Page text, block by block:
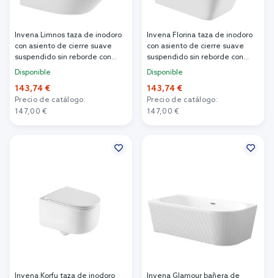
Invena Limnos taza de inodoro
con asiento de cierre suave
suspendido sin reborde con
descarga de remolino blanco
Disponible
143,74 €
Precio de catálogo:
147,00 €
Invena Florina taza de inodoro
con asiento de cierre suave
suspendido sin reborde con
descarga de remolino blanco
Disponible
143,74 €
Precio de catálogo:
147,00 €